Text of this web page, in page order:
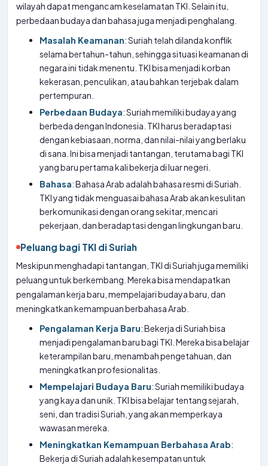
wilayah dapat mengancam keselamatan TKI. Selain itu,
perbedaan budaya dan bahasa juga menjadi penghalang.
Masalah Keamanan: Suriah telah dilanda konflik
selama bertahun-tahun, sehingga situasi keamanan di
negara ini tidak menentu. TKI bisa menjadi korban
kekerasan, penculikan, atau bahkan terjebak dalam
pertempuran.
Perbedaan Budaya: Suriah memiliki budaya yang
berbeda dengan Indonesia. TKI harus beradaptasi
dengan kebiasaan, norma, dan nilai-nilai yang berlaku
di sana. Ini bisa menjadi tantangan, terutama bagi TKI
yang baru pertama kali bekerja di luar negeri.
Bahasa: Bahasa Arab adalah bahasa resmi di Suriah.
TKI yang tidak menguasai bahasa Arab akan kesulitan
berkomunikasi dengan orang sekitar, mencari
pekerjaan, dan beradaptasi dengan lingkungan baru.
Peluang bagi TKI di Suriah
Meskipun menghadapi tantangan, TKI di Suriah juga memiliki
peluang untuk berkembang. Mereka bisa mendapatkan
pengalaman kerja baru, mempelajari budaya baru, dan
meningkatkan kemampuan berbahasa Arab.
Pengalaman Kerja Baru: Bekerja di Suriah bisa
menjadi pengalaman baru bagi TKI. Mereka bisa belajar
keterampilan baru, menambah pengetahuan, dan
meningkatkan profesionalitas.
Mempelajari Budaya Baru: Suriah memiliki budaya
yang kaya dan unik. TKI bisa belajar tentang sejarah,
seni, dan tradisi Suriah, yang akan memperkaya
wawasan mereka.
Meningkatkan Kemampuan Berbahasa Arab:
Bekerja di Suriah adalah kesempatan untuk